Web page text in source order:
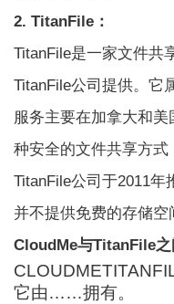
2. TitanFile：
TitanFile是一家文件共
TitanFile公司提供。它
服务主要在加拿大和
种安全的文件共享方式
TitanFile公司于2011
并不提供免费的存储空
CloudMe与TitanFile之
它由……拥有。